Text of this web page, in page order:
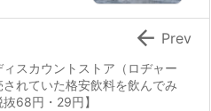
ィスカウントストア（ロヂャー
されていた格安飲料を飲んでみ
68円・29円】
 Prev